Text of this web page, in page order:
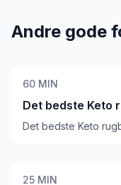
Andre gode
60 MIN
Det bedste Keto
Det bedste Keto
25 MIN